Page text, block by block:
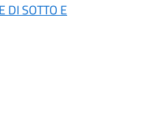
SOTTO E